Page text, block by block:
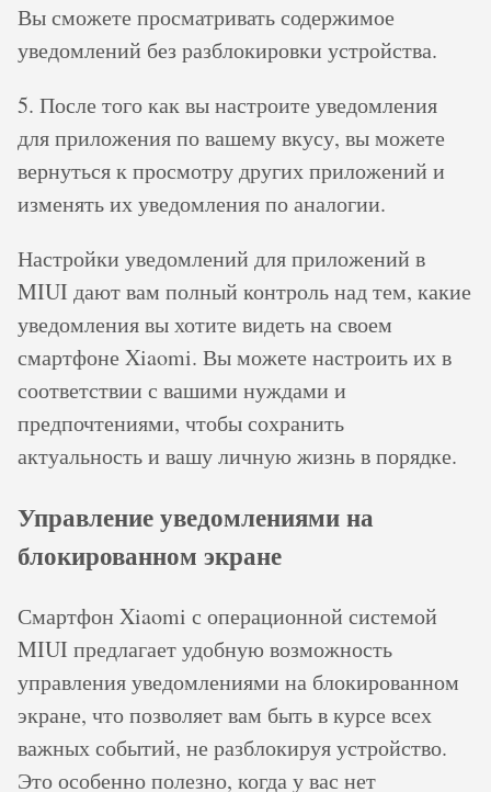
Вы сможете просматривать содержимое
уведомлений без разблокировки устройства.
5. После того как вы настроите уведомления
для приложения по вашему вкусу, вы можете
вернуться к просмотру других приложений и
изменять их уведомления по аналогии.
Настройки уведомлений для приложений в
MIUI дают вам полный контроль над тем, какие
уведомления вы хотите видеть на своем
смартфоне Xiaomi. Вы можете настроить их в
соответствии с вашими нуждами и
предпочтениями, чтобы сохранить
актуальность и вашу личную жизнь в порядке.
Управление уведомлениями на
блокированном экране
Смартфон Xiaomi с операционной системой
MIUI предлагает удобную возможность
управления уведомлениями на блокированном
экране, что позволяет вам быть в курсе всех
важных событий, не разблокируя устройство.
Это особенно полезно, когда у вас нет